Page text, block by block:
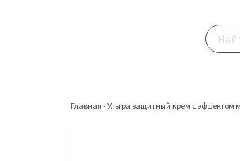
Главная -Ультра защитный крем с эффектом